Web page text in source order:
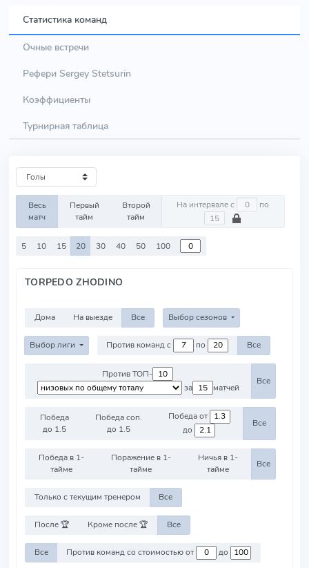
Статистика команд
Очные встречи
Рефери Sergey Stetsurin
Коэффициенты
Турнирная таблица
Весь
матч
Первый
тайм
Второй
тайм
На интервале с по
5 10 15 20 30 40 50 100
TORPEDO ZHODINO
Дома На выезде Все Выбор сезонов
Выбор лиги Против команд с по Все
Против ТОП-
за
матчей
Все
Победа
до 1.5
Победа соп.
до 1.5
Победа от
до
Все
Победа в 1-
тайме
Поражение в 1-
тайме
Ничья в 1-
тайме
Все
Только с текущим тренером Все
После 🏆 Кроме после 🏆 Все
Все Против команд со стоимостью от до